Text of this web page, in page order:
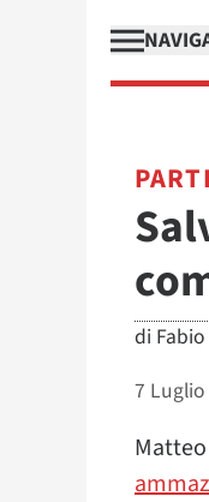
di
7 Luglio